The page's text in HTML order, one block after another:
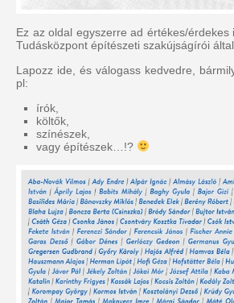
Ez az oldal egyszerre ad értékes/
Tudásközpont építészeti szakújságírói által.
Lapozz ide, és válogass kedvedre,
pl:
írók,
költők,
színészek,
vagy építészek…!?